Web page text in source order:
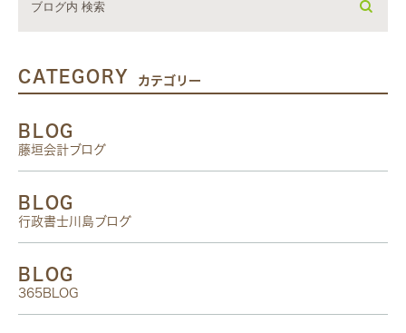
CATEGORY カテゴリー
BLOG
藤垣会計ブログ
BLOG
行政書士川島ブログ
BLOG
365BLOG